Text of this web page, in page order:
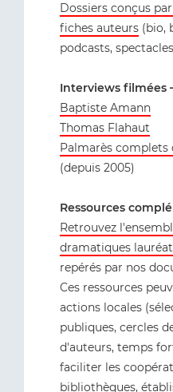
Dossiers conçus
fiches auteurs (bio,
podcasts,
Interviews filmées
Baptiste Amann
Thomas Flahaut
Palmarès complets
(depuis 2005)
Ressources
Retrouvez
dramatiques
repérés par nos
Ces ressources
actions locales
publiques, cercles
d'auteurs, temps
faciliter les
bibliothèques,